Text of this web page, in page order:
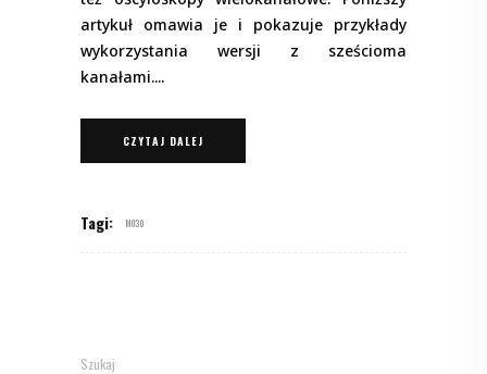
artykuł omawia je i pokazuje przykłady
wykorzystania wersji z sześcioma
kanałami.
CZYTAJ DALEJ
Tagi: M030
Szukaj